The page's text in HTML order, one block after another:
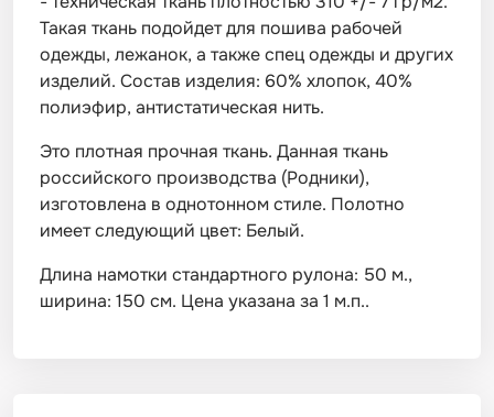
Такая ткань подойдет для пошива рабочей
одежды, лежанок, а также спец одежды и других
изделий. Состав изделия: 60% хлопок, 40%
полиэфир, антистатическая нить.
Это плотная прочная ткань. Данная ткань
российского производства (Родники),
изготовлена в однотонном стиле. Полотно
имеет следующий цвет: Белый.
Длина намотки стандартного рулона: 50 м.,
ширина: 150 см. Цена указана за 1 м.п..